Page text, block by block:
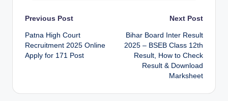
Post
navigation
Previous Post
Patna High Court
Recruitment 2025 Online
Apply for 171 Post
Next Post
Bihar Board Inter Result
2025 – BSEB Class 12th
Result, How to Check
Result & Download
Marksheet